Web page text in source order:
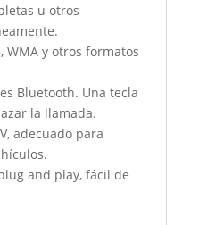
u otros
WMA y otros formatos
Bluetooth. Una tecla
la llamada.
adecuado para
and play, fácil de